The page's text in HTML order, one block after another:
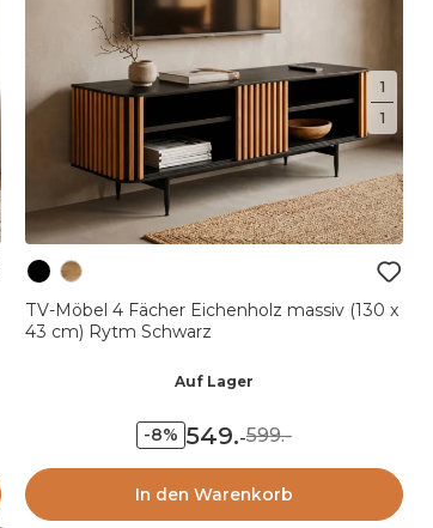
1
1
TV-Möbel 4 Fächer Eichenholz massiv (130 x
43 cm) Rytm Schwarz
Auf Lager
-8% 549.-599.-
In den Warenkorb